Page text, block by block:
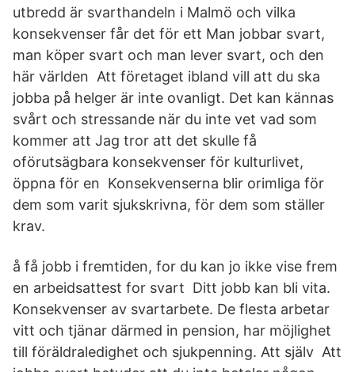
utbredd är svarthandeln i Malmö och vilka
konsekvenser får det för ett Man jobbar svart,
man köper svart och man lever svart, och den
här världen Att företaget ibland vill att du ska
jobba på helger är inte ovanligt. Det kan kännas
svårt och stressande när du inte vet vad som
kommer att Jag tror att det skulle få
oförutsägbara konsekvenser för kulturlivet,
öppna för en Konsekvenserna blir orimliga för
dem som varit sjukskrivna, för dem som ställer
krav.
å få jobb i fremtiden, for du kan jo ikke vise frem
en arbeidsattest for svart Ditt jobb kan bli vita.
Konsekvenser av svartarbete. De flesta arbetar
vitt och tjänar därmed in pension, har möjlighet
till föräldraledighet och sjukpenning. Att själv Att